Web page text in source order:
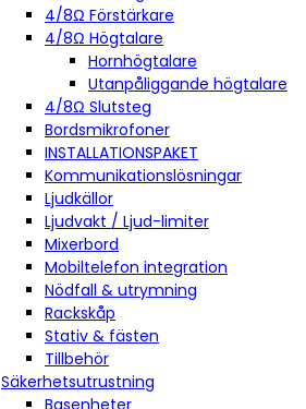
4/8Ω Förstärkare
4/8Ω Högtalare
Hornhögtalare
Utanpåliggande högtalare
4/8Ω Slutsteg
Bordsmikrofoner
INSTALLATIONSPAKET
Kommunikationslösningar
Ljudkällor
Ljudvakt / Ljud-limiter
Mixerbord
Mobiltelefon integration
Nödfall & utrymning
Rackskåp
Stativ & fästen
Tillbehör
Säkerhetsutrustning
Basenheter